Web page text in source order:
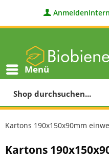
Anmelden
Menü
Kartons 190x150x90mm
Kartons